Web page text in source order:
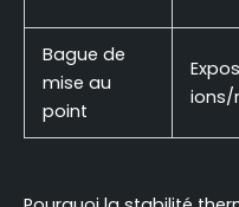
Bague de
mise au
point
ions/